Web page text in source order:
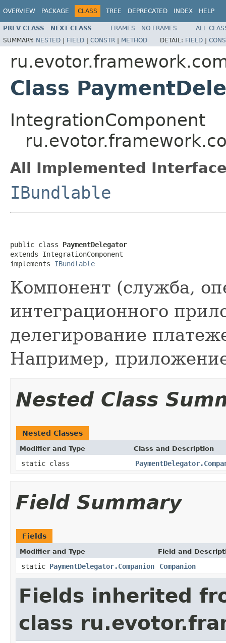
OVERVIEW PACKAGE CLASS TREE DEPRECATED INDEX HELP
PREV CLASS NEXT CLASS FRAMES NO FRAMES
ALL
SUMMARY: NESTED | FIELD | CONSTR | METHOD DETAIL: FIELD |
Class
IntegrationComponent
All Implemented
IBundlable
public class PaymentDelegator
extends IntegrationComponent
implements IBundlable
Компонент (служба,
интеграционного
делегирование
Например,
Nested Class
Nested Classes
Modifier and Type Class and Description
static class
Field Summary
Fields
Modifier and Type Field and
static PaymentDelegator.Companion Companion
Fields inherited
class